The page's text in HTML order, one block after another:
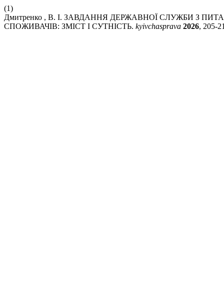
(1)
Дмитренко , В. І. ЗАВДАННЯ ДЕРЖАВНОЇ СЛУЖБИ З
СПОЖИВАЧІВ: ЗМІСТ І СУТНІСТЬ. kyivchasprava 2026, 205-